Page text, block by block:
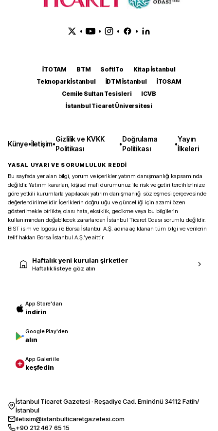
• • • •
İTOTAM BTM SoftITo
Kitap İstanbul
Teknopark İstanbul
İDTM İstanbul
İTOSAM
Cemile Sultan Tesisleri
ICVB
İstanbul Ticaret Üniversitesi
Künye•İletişim•
Gizlilik ve KVKK
Politikası
•
Doğrulama
Politikası
•
Yayın
İlkeleri
YASAL UYARI VE SORUMLULUK REDDİ
Bu sayfada yer alan bilgi, yorum ve içerikler yatırım danışmanlığı kapsamında
değildir. Yatırım kararları, kişisel mali durumunuz ile risk ve getiri tercihlerinize
göre yetkili kurumlarla yapılacak yatırım danışmanlığı sözleşmesi çerçevesinde
değerlendirilmelidir. İçeriklerin doğruluğu ve güncelliği için azami özen
gösterilmekle birlikte, olası hata, eksiklik, gecikme veya bu bilgilerin
kullanımından doğabilecek zararlardan İstanbul Ticaret Odası sorumlu değildir.
BIST isim ve logosu ile Borsa İstanbul A.Ş. adına açıklanan tüm bilgi ve verilerin
telif hakları Borsa İstanbul A.Ş.’ye aittir.
Haftalık yeni kurulan şirketler
Haftalık listeye göz atın
App Store'dan
indirin
Google Play'den
alın
App Galeri ile
keşfedin
İstanbul Ticaret Gazetesi · Reşadiye Cad. Eminönü 34112 Fatih/
İstanbul
iletisim@istanbulticaretgazetesi.com
+90 212 467 65 15